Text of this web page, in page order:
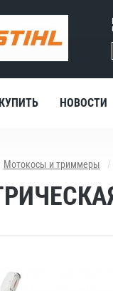
НОВОСТИ
Мотокосы и триммеры